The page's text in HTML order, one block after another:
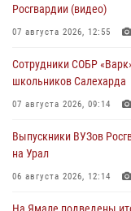
Росгвардии (видео)
07 августа 2026, 12:55
Сотрудники СОБР
школьников Салехарда
07 августа 2026, 09:14
Выпускники ВУЗов
на Урал
06 августа 2026, 12:14
На Ямале подведены